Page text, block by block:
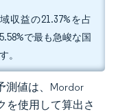
収益の21.37%を占
で最も急峻な国
。
測値は、Mordor
を使用して算出さ